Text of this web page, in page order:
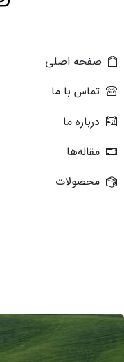
صفحه اصلی
تماس با ما
درباره ما
مقاله‌ها
محصولات